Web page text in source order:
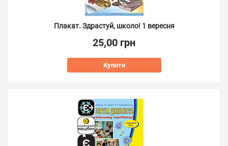
Плакат. Здрастуй, школо! 1 вересня
25,00 грн
Купити